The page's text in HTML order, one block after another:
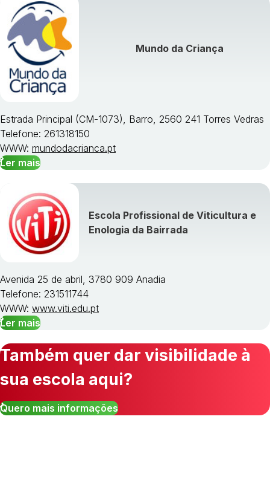
Mundo da Criança
Estrada Principal (CM-1073), Barro, 2560 241 Torres Vedras
Telefone: 261318150
WWW: mundodacrianca.pt
Ler mais
Escola Profissional de Viticultura e
Enologia da Bairrada
Avenida 25 de abril, 3780 909 Anadia
Telefone: 231511744
WWW: www.viti.edu.pt
Ler mais
Também quer dar visibilidade à
sua escola aqui?
Quero mais informações